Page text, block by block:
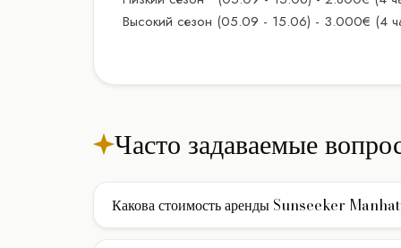
Высокий сезон (05.09 - 15.06) - 3.000€ (4
Часто задаваемые
Какова стоимость аренды Sunseeker